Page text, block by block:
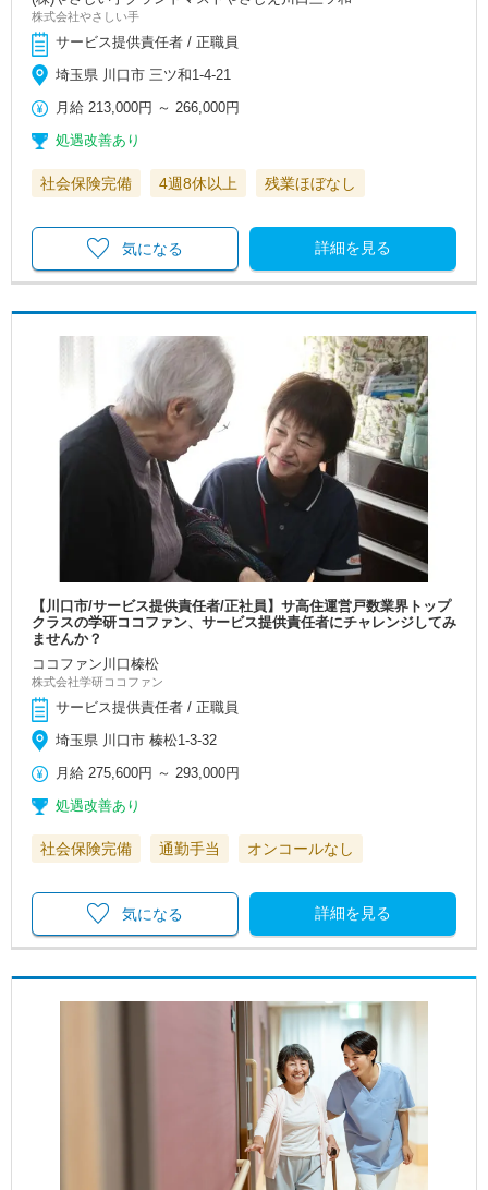
株式会社やさしい手
サービス提供責任者 / 正職員
埼玉県 川口市 三ツ和1-4-21
月給 213,000円 ～266,000円
処遇改善あり
社会保険完備 4週8休以上 残業ほぼなし
詳細を見る
気になる
【川口市/サービス提供責任者/正社員】サ高住運営戸数業界トップ
クラスの学研ココファン、サービス提供責任者にチャレンジしてみ
ませんか？
ココファン川口榛松
株式会社学研ココファン
サービス提供責任者 / 正職員
埼玉県 川口市 榛松1-3-32
月給 275,600円 ～ 293,000円
処遇改善あり
社会保険完備 通勤手当 オンコールなし
詳細を見る
気になる